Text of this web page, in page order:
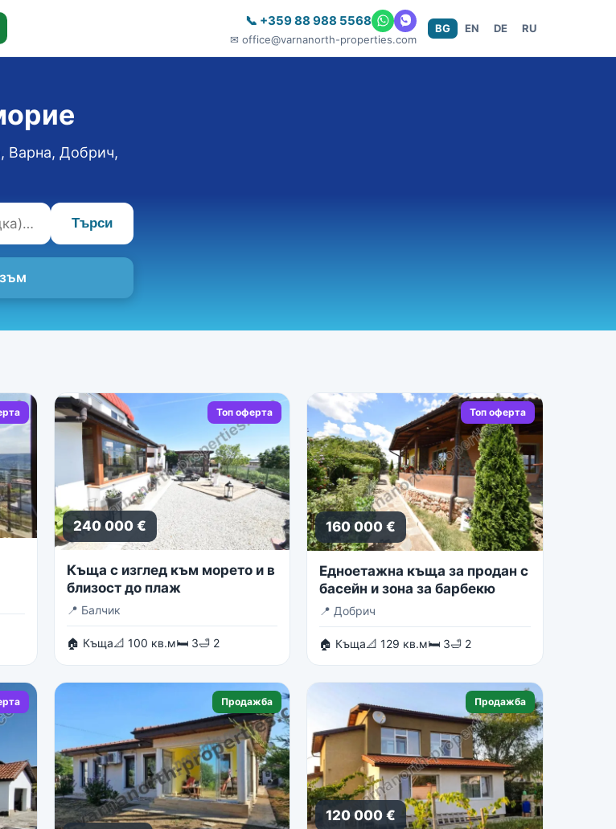
BG EN DE RU
📞 +359 88 988 5568
✉ office@varnanorth-properties.com
Варна, Добрич,
Търси
Топ оферта
240 000 €
Къща с изглед към морето и в
близост до плаж
📍 Балчик
🏠 Къща📐 100 кв.м🛏 3🛁 2
Топ оферта
160 000 €
Едноетажна къща за продан с
басейн и зона за барбекю
📍 Добрич
🏠 Къща📐 129 кв.м🛏 3🛁 2
Продажба Продажба
120 000 €